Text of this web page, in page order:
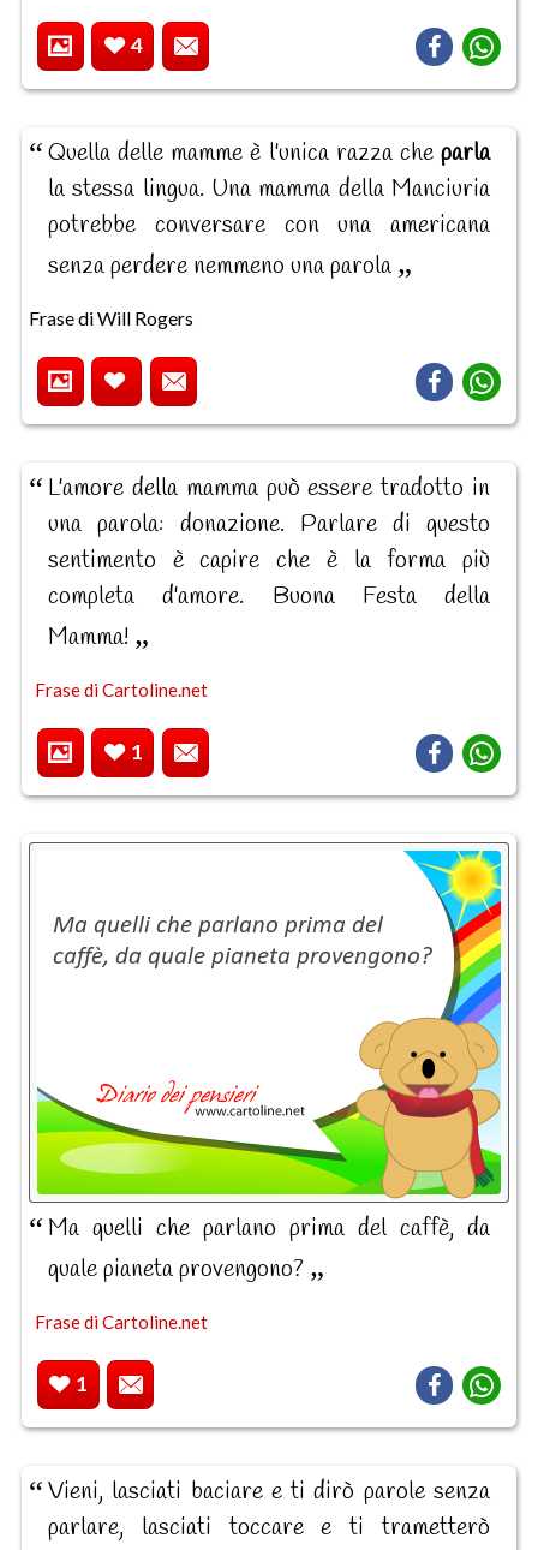
4
Quella delle mamme è l'unica razza che parla
la stessa lingua. Una mamma della Manciuria
potrebbe conversare con una americana
senza perdere nemmeno una parola
Frase di Will Rogers
L'amore della mamma può essere tradotto in
una parola: donazione. Parlare di questo
sentimento è capire che è la forma più
completa d'amore. Buona Festa della
Mamma!
Frase di Cartoline.net
1
Ma quelli che parlano prima del caffè, da
quale pianeta provengono?
Frase di Cartoline.net
1
Vieni, lasciati baciare e ti dirò parole senza
parlare, lasciati toccare e ti trametterò